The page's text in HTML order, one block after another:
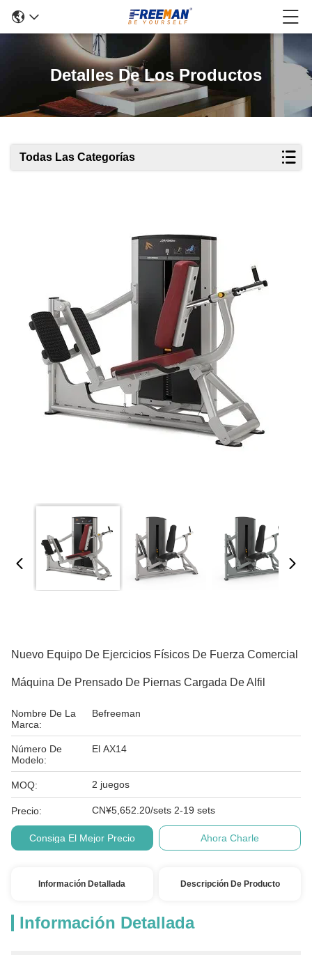
Detalles De Los Productos
Todas Las Categorías
Nuevo Equipo De Ejercicios Físicos De Fuerza Comercial
Máquina De Prensado De Piernas Cargada De Alfil
Nombre De La
Marca:
Befreeman
Número De
Modelo:
El AX14
MOQ: 2 juegos
Precio: CN¥5,652.20/sets 2-19 sets
Consiga El Mejor Precio Ahora Charle
Información Detallada Descripción De Producto
Información Detallada